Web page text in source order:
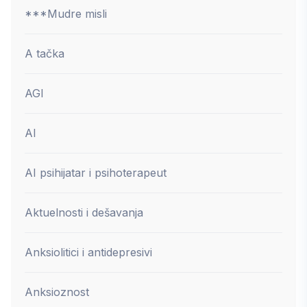
***Mudre misli
A tačka
AGI
AI
AI psihijatar i psihoterapeut
Aktuelnosti i dešavanja
Anksiolitici i antidepresivi
Anksioznost